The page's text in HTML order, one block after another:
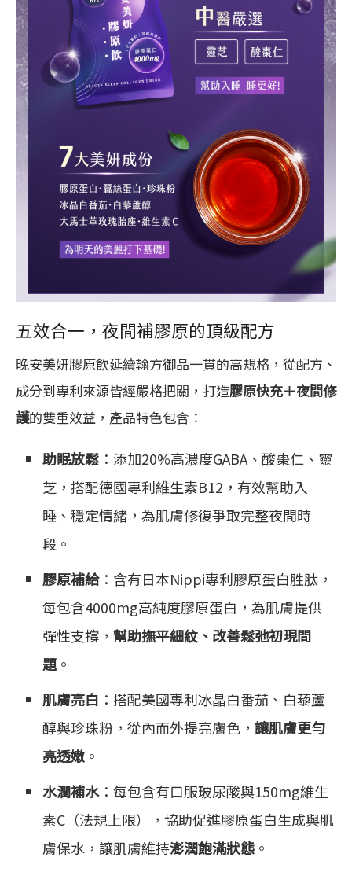
五效合一，夜間補膠原的頂級配方
晚安美妍膠原飲延續翰方御品一貫的高規格，從配方、
成分到專利來源皆經嚴格把關，打造膠原快充＋夜間修
護的雙重效益，產品特色包含：
助眠放鬆：添加20%高濃度GABA、酸棗仁、靈
芝，搭配德國專利維生素B12，有效幫助入
睡、穩定情緒，為肌膚修復爭取完整夜間時
段。
膠原補給：含有日本Nippi專利膠原蛋白胜肽，
每包含4000mg高純度膠原蛋白，為肌膚提供
彈性支撐，幫助撫平細紋、改善鬆弛初現問
題 。
肌膚亮白 ：搭配美國專利冰晶白番茄、白藜蘆
醇與珍珠粉，從內而外提亮膚色， 讓肌膚更勻
亮透嫩 。
水潤補水：每包含有口服玻尿酸與150mg維生
素C（法規上限），協助促進膠原蛋白生成與肌
膚保水，讓肌膚維持澎潤飽滿狀態 。